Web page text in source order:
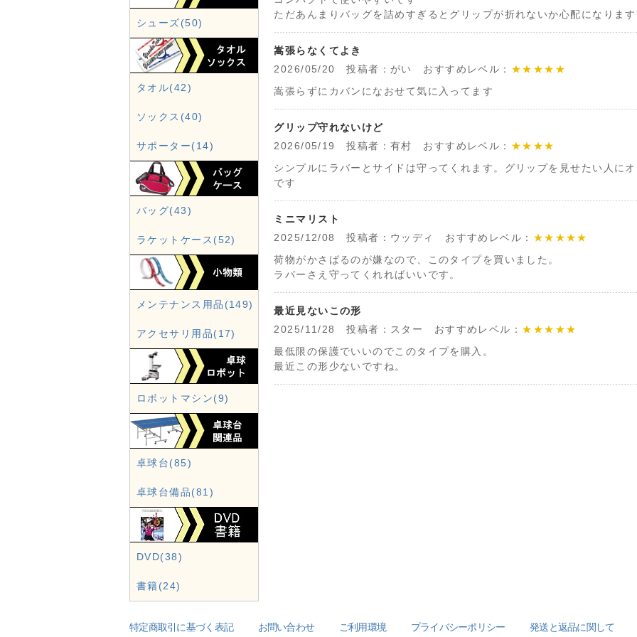
ただあんまりバッグを詰めすぎるとグリップが折れないか心配になります
嵩張らなくてよき
2026/05/20 投稿者：がい おすすめレベル： ★★★★★
嵩張らずにカバンになおせて気に入ってます
グリップ守れないけど
2026/05/19 投稿者：有村 おすすめレベル： ★★★★
シンプルにラバーとサイドは守ってくれます。グリップを見せたい人に
です
ミニマリスト
2025/12/08 投稿者：ウッディ おすすめレベル： ★★★★★
荷物がかさばるのが嫌なので、このタイプを買いました。
ラバーさえ守ってくれればいいです。
最近見ないこの形
2025/11/28 投稿者：スター おすすめレベル： ★★★★★
最低限の保護でいいのでこのタイプを購入。
最近この形少ないですね。
シューズ(50)
タオル(42)
ソックス(40)
サポーター(14)
バッグ(43)
ラケットケース(52)
メンテナンス用品(149)
アクセサリ用品(17)
ロボットマシン(9)
卓球台(85)
卓球台備品(81)
DVD(38)
書籍(24)
特定商取引に基づく表記 お問い合わせ ご利用環境 プライバシーポリシー 発送と返品に関して